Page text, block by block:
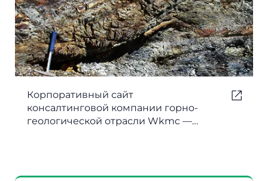
Корпоративный сайт
консалтинговой компании горно-
геологической отрасли Wkmc —